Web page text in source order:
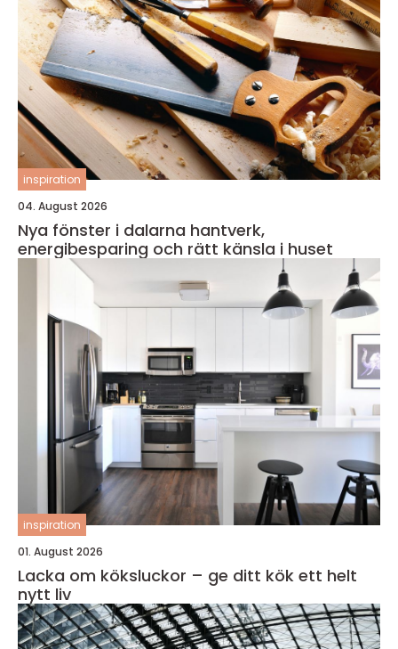
inspiration
04. August 2026
Nya fönster i dalarna hantverk,
energibesparing och rätt känsla i huset
inspiration
01. August 2026
Lacka om köksluckor – ge ditt kök ett helt
nytt liv